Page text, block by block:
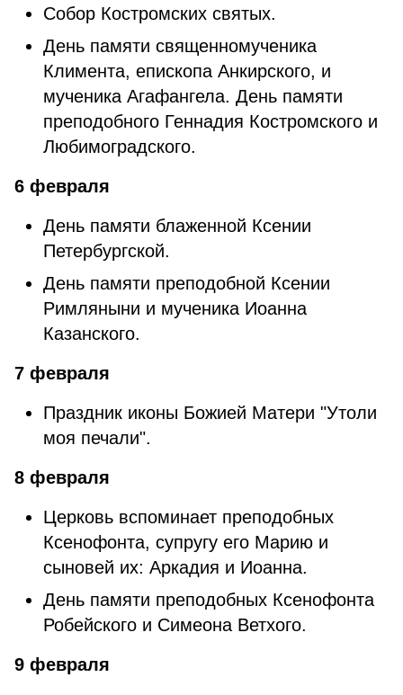
Собор Костромских святых.
День памяти священномученика
Климента, епископа Анкирского, и
мученика Агафангела. День памяти
преподобного Геннадия Костромского и
Любимоградского.
6 февраля
День памяти блаженной Ксении
Петербургской.
День памяти преподобной Ксении
Римляныни и мученика Иоанна
Казанского.
7 февраля
Праздник иконы Божией Матери "Утоли
моя печали".
8 февраля
Церковь вспоминает преподобных
Ксенофонта, супругу его Марию и
сыновей их: Аркадия и Иоанна.
День памяти преподобных Ксенофонта
Робейского и Симеона Ветхого.
9 февраля